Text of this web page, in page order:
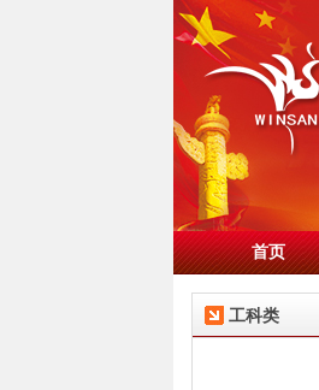
首页
工科类